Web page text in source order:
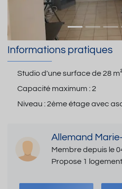
Informations pratiques
Studio d'une surface de28 m²
Capacité maximum :2
Niveau :2ème étage avec
Allemand
Membre depuis le
Propose 1 logement